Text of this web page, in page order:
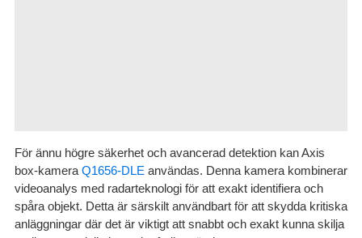
För ännu högre säkerhet och avancerad detektion kan Axis
box-kamera Q1656-DLE användas. Denna kamera kombinerar
videoanalys med radarteknologi för att exakt identifiera och
spåra objekt. Detta är särskilt användbart för att skydda kritiska
anläggningar där det är viktigt att snabbt och exakt kunna skilja